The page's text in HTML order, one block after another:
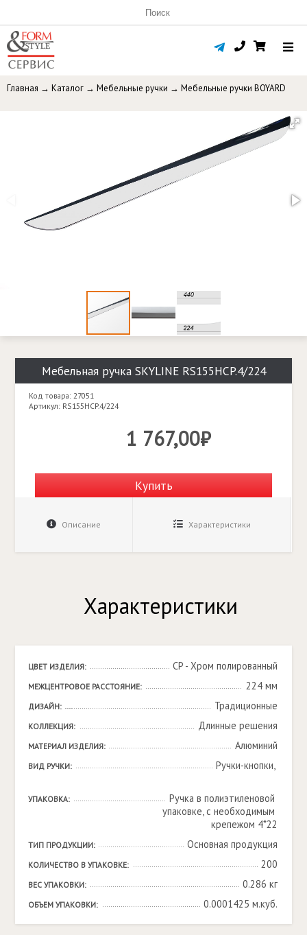
Главная → Каталог → Мебельные ручки → Мебельные ручки BOYARD
Мебельная ручка SKYLINE RS155HCP.4/224
Код товара: 27051
Артикул: RS155HCP.4/224
1 767,00₽
Купить
Описание Характеристики
Характеристики
ЦВЕТ ИЗДЕЛИЯ: CP - Хром полированный
МЕЖЦЕНТРОВОЕ РАССТОЯНИЕ: 224 мм
ДИЗАЙН: Традиционные
КОЛЛЕКЦИЯ: Длинные решения
МАТЕРИАЛ ИЗДЕЛИЯ: Алюминий
ВИД РУЧКИ: Ручки-кнопки,
УПАКОВКА:
Ручка в полиэтиленовой
упаковке, с необходимым
крепежом 4*22
ТИП ПРОДУКЦИИ: Основная продукция
КОЛИЧЕСТВО В УПАКОВКЕ: 200
ВЕС УПАКОВКИ: 0.286 кг
ОБЪЕМ УПАКОВКИ: 0.0001425 м.куб.